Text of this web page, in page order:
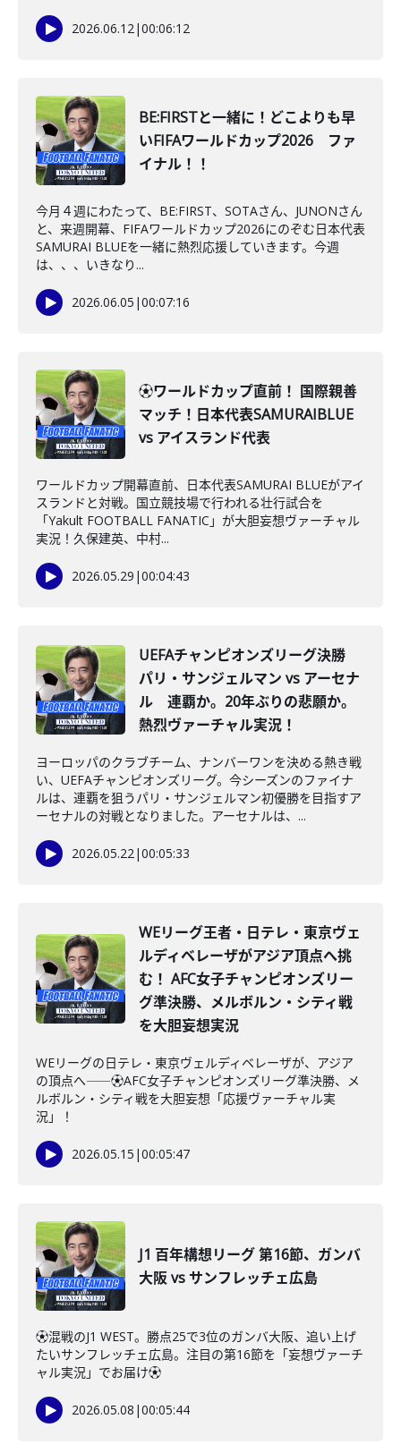
2026.06.12|00:06:12
BE:FIRSTと一緒に！どこよりも早
いFIFAワールドカップ2026 ファ
イナル！！
今月４週にわたって、BE:FIRST、SOTAさん、JUNONさん
と、来週開幕、FIFAワールドカップ2026にのぞむ日本代表
SAMURAI BLUEを一緒に熱烈応援していきます。今週
は、、、いきなり...
2026.06.05 |00:07:16
⚽ワールドカップ直前！ 国際親善
マッチ！日本代表SAMURAIBLUE
vs アイスランド代表
ワールドカップ開幕直前、日本代表SAMURAI BLUEがアイ
スランドと対戦。国立競技場で行われる壮行試合を
「Yakult FOOTBALL FANATIC」が大胆妄想ヴァーチャル
実況！久保建英、中村...
2026.05.29 |00:04:43
UEFAチャンピオンズリーグ決勝
パリ・サンジェルマン vs アーセナ
ル 連覇か。20年ぶりの悲願か。
熱烈ヴァーチャル実況！
ヨーロッパのクラブチーム、ナンバーワンを決める熱き戦
い、UEFAチャンピオンズリーグ。今シーズンのファイナ
ルは、連覇を狙うパリ・サンジェルマン初優勝を目指すア
ーセナルの対戦となりました。アーセナルは、...
2026.05.22|00:05:33
WEリーグ王者・日テレ・東京ヴェ
ルディベレーザがアジア頂点へ挑
む！ AFC女子チャンピオンズリー
グ準決勝、メルボルン・シティ戦
を大胆妄想実況
WEリーグの日テレ・東京ヴェルディベレーザが、アジア
の頂点へ――⚽AFC女子チャンピオンズリーグ準決勝、メ
ルボルン・シティ戦を大胆妄想「応援ヴァーチャル実
況」！
2026.05.15 |00:05:47
J1 百年構想リーグ 第16節、ガンバ
大阪 vs サンフレッチェ広島
⚽️混戦のJ1 WEST。勝点25で3位のガンバ大阪、追い上げ
たいサンフレッチェ広島。注目の第16節を「妄想ヴァーチ
ャル実況」でお届け⚽️
2026.05.08 |00:05:44